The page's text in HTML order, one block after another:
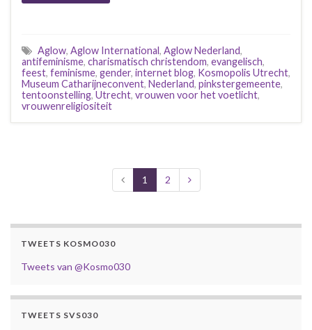
Aglow, Aglow International , Aglow Nederland,
antifeminisme, charismatisch christendom, evangelisch,
feest, feminisme, gender, internet blog, Kosmopolis Utrecht,
Museum Catharijneconvent, Nederland, pinkstergemeente,
tentoonstelling, Utrecht, vrouwen voor het voetlicht,
vrouwenreligiositeit
1 2
TWEETS KOSMO030
Tweets van @Kosmo030
TWEETS SVS030